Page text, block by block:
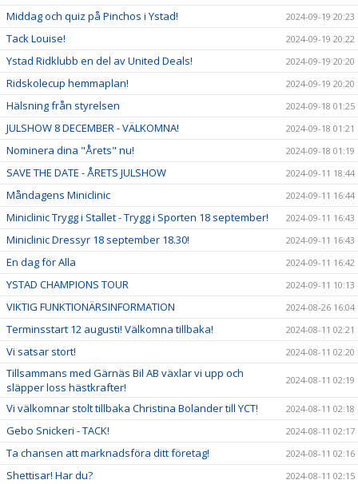
Middag och quiz på Pinchos i Ystad!
2024-09-19 20:23
Tack Louise! 2024-09-19 20:22
Ystad Ridklubb en del av United Deals! 2024-09-19 20:20
Ridskolecup hemmaplan! 2024-09-19 20:20
Hälsning från styrelsen 2024-09-18 01:25
JULSHOW 8 DECEMBER - VÄLKOMNA! 2024-09-18 01:21
Nominera dina "Årets" nu! 2024-09-18 01:19
SAVE THE DATE - ÅRETS JULSHOW 2024-09-11 18:44
Måndagens Miniclinic 2024-09-11 16:44
Miniclinic Trygg i Stallet - Trygg i Sporten 18 september! 2024-09-11 16:43
Miniclinic Dressyr 18 september 18.30! 2024-09-11 16:43
En dag för Alla 2024-09-11 16:42
YSTAD CHAMPIONS TOUR 2024-09-11 10:13
VIKTIG FUNKTIONÄRSINFORMATION 2024-08-26 16:04
Terminsstart 12 augusti! Välkomna tillbaka! 2024-08-11 02:21
Vi satsar stort! 2024-08-11 02:20
Tillsammans med Gärnäs Bil AB växlar vi upp och
släpper loss hästkrafter!
2024-08-11 02:19
Vi välkomnar stolt tillbaka Christina Bolander till YCT! 2024-08-11 02:18
Gebo Snickeri - TACK! 2024-08-11 02:17
Ta chansen att marknadsföra ditt företag! 2024-08-11 02:16
Shettisar! Har du? 2024-08-11 02:15